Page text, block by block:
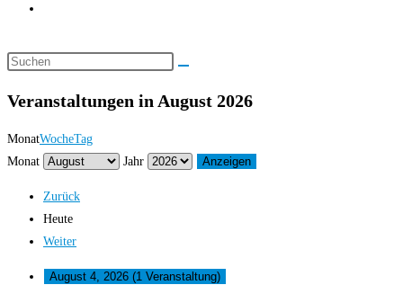
Veranstaltungen in August 2026
MonatWocheTag
Monat
Jahr
Zurück
Heute
Weiter
August 4, 2026 (1 Veranstaltung)